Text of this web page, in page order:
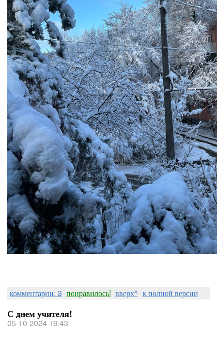
комментарии: 3 понравилось! вверх^ к полной версии
С днем учителя!
05-10-2024 19:43